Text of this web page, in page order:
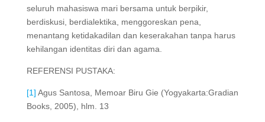
seluruh mahasiswa mari bersama untuk berpikir,
berdiskusi, berdialektika, menggoreskan pena,
menantang ketidakadilan dan keserakahan tanpa harus
kehilangan identitas diri dan agama.
REFERENSI PUSTAKA:
[1] Agus Santosa, Memoar Biru Gie (Yogyakarta:Gradian
Books, 2005), hlm. 13